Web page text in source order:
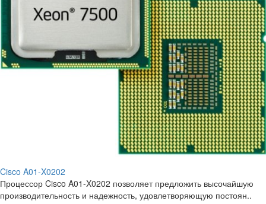
Cisco A01-X0202
Процессор Cisco A01-X0202 позволяет предложить высочайшую
производительность и надежность, удовлетворяющую постоян..